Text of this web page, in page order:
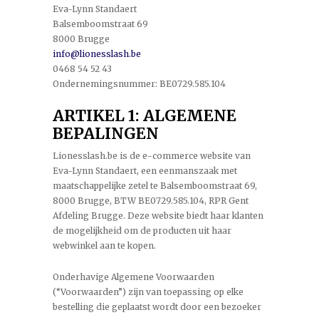
Eva-Lynn Standaert
Balsemboomstraat 69
8000 Brugge
info@lionesslash.be
0468 54 52 43
Ondernemingsnummer: BE0729.585.104
ARTIKEL 1: ALGEMENE
BEPALINGEN
Lionesslash.be is de e-commerce website van
Eva-Lynn Standaert, een eenmanszaak met
maatschappelijke zetel te Balsemboomstraat 69,
8000 Brugge, BTW BE0729.585.104, RPR Gent
Afdeling Brugge. Deze website biedt haar klanten
de mogelijkheid om de producten uit haar
webwinkel aan te kopen.
Onderhavige Algemene Voorwaarden
(“Voorwaarden”) zijn van toepassing op elke
bestelling die geplaatst wordt door een bezoeker